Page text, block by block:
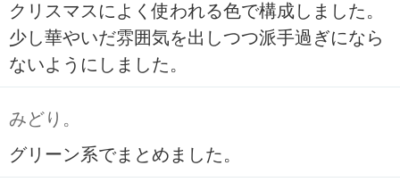
クリスマスによく使われる色で構成しました。
少し華やいだ雰囲気を出しつつ派手過ぎになら
ないようにしました。
みどり。
グリーン系でまとめました。